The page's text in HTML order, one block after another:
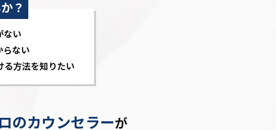
？
ない
らない
る方法を知りたい
のカウンセラーが